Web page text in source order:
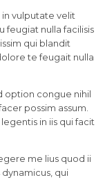
vulputate velit
feugiat nulla facilisis
qui blandit
te feugait nulla
option congue nihil
possim assum.
in iis qui facit
me lius quod ii
qui